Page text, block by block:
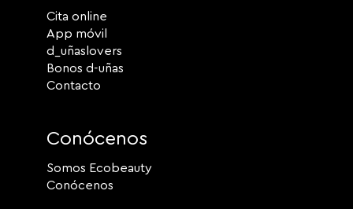
Cita online
App móvil
d_uñaslovers
Bonos d-uñas
Contacto
Conócenos
Somos Ecobeauty
Conócenos